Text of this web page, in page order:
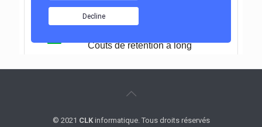
© 2021 CLKinformatique. Tous droits réservés